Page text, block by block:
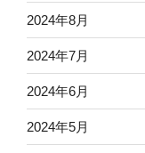
2024年8月
2024年7月
2024年6月
2024年5月